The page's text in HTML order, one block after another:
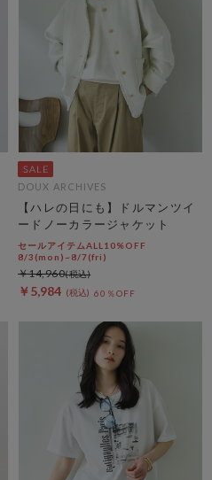
DOUX ARCHIVES
【ハレの日にも】ドルマンツイ
ードノーカラージャケット
セールアイテムALL10%OFF
8/3(mon)~8/7(fri)
￥5,984 60％OFF
￥14,960